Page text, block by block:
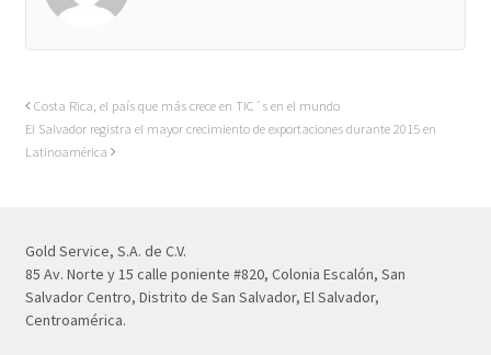
Costa Rica, el país que más crece en TIC´s en el mundo
El Salvador registra el mayor crecimiento de exportaciones durante 2015 en
Latinoamérica
Gold Service, S.A. de C.V.
85 Av. Norte y 15 calle poniente #820, Colonia Escalón, San
Salvador Centro, Distrito de San Salvador, El Salvador,
Centroamérica.